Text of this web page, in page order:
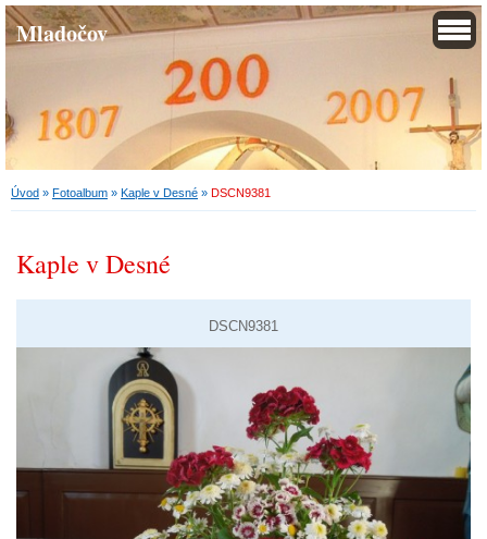
Mladočov
Úvod » Fotoalbum » Kaple v Desné » DSCN9381
Kaple v Desné
DSCN9381